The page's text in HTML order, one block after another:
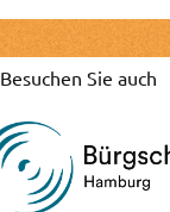
Besuchen Sie auch